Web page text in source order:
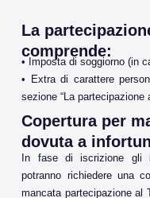
La
comprende:
• Imposta di soggiorno (in
• Extra di carattere
sezione “La partecipazione
Copertura per
dovuta a
In fase di iscrizione gli
potranno richiedere una
mancata partecipazione al